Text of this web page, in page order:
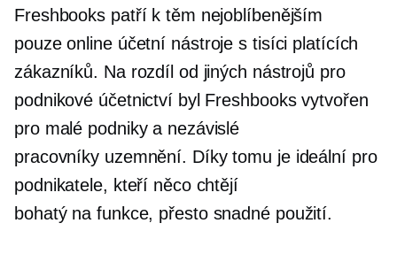
Freshbooks patří k těm nejoblíbenějším
pouze onlineúčetní nástroje s tisíci platících
zákazníků. Na rozdíl od jiných nástrojů pro
podnikové účetnictví byl Freshbooks vytvořen
pro malé podniky a nezávislé
pracovníky uzemnění. Díky tomu je ideální pro
podnikatele, kteří něco chtějí
bohatý na funkce, přesto snadné použití.